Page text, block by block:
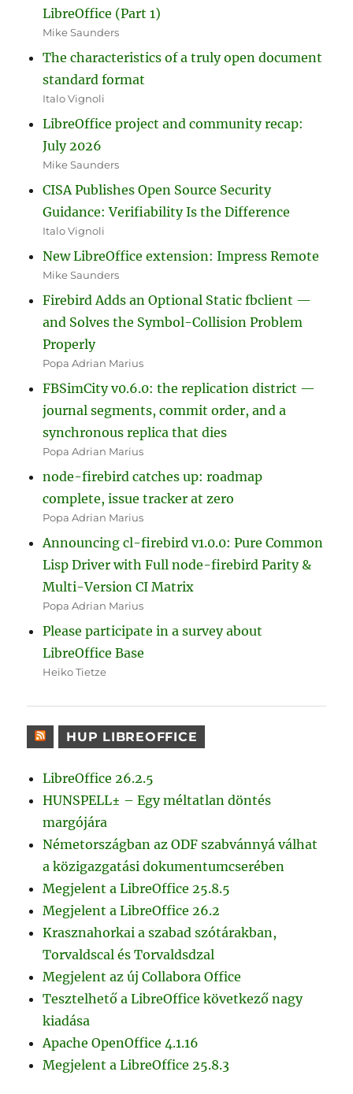
LibreOffice (Part 1)
Mike Saunders
The characteristics of a truly open document
standard format
Italo Vignoli
LibreOffice project and community recap:
July 2026
Mike Saunders
CISA Publishes Open Source Security
Guidance: Verifiability Is the Difference
Italo Vignoli
New LibreOffice extension: Impress Remote
Mike Saunders
Firebird Adds an Optional Static fbclient —
and Solves the Symbol-Collision Problem
Properly
Popa Adrian Marius
FBSimCity v0.6.0: the replication district —
journal segments, commit order, and a
synchronous replica that dies
Popa Adrian Marius
node-firebird catches up: roadmap
complete, issue tracker at zero
Popa Adrian Marius
Announcing cl-firebird v1.0.0: Pure Common
Lisp Driver with Full node-firebird Parity &
Multi-Version CI Matrix
Popa Adrian Marius
Please participate in a survey about
LibreOffice Base
Heiko Tietze
HUP LIBREOFFICE
LibreOffice 26.2.5
HUNSPELL± – Egy méltatlan döntés
margójára
Németországban az ODF szabvánnyá válhat
a közigazgatási dokumentumcserében
Megjelent a LibreOffice 25.8.5
Megjelent a LibreOffice 26.2
Krasznahorkai a szabad szótárakban,
Torvaldscal és Torvaldsdzal
Megjelent az új Collabora Office
Tesztelhető a LibreOffice következő nagy
kiadása
Apache OpenOffice 4.1.16
Megjelent a LibreOffice 25.8.3